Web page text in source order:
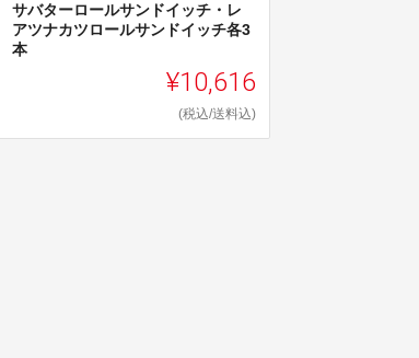
サバターロールサンドイッチ・レ
アツナカツロールサンドイッチ各3
本
¥10,616
(税込/送料込)